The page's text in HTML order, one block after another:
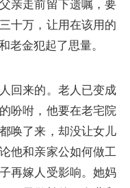
亲走前留下遗嘱，要
十万，让用在该用的
老金犯起了思量。
回来的。老人已变成
吩咐，他要在老宅院
唤了来，却没让女儿
他和亲家公如何做工
再嫁人受影响。她妈